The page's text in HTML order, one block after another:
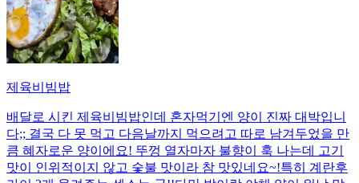
제육비빔밥
배달로 시킨 제육비빔밥인데 혼자먹기엔 양이 진짜 대박입니
다;; 결국 다 못 먹고 다음날까지 먹으려고 따로 남겨두었을 만
큼 혜자로운 양이에요! 뚜껑 열자마자 불향이 훅 나는데 고기
맛이 인위적이지 않고 숯불 맛이라 참 맛있네요~!특히 계란후